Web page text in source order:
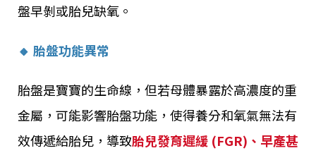
盤早剝或胎兒缺氧。
🔸 胎盤功能異常
胎盤是寶寶的生命線，但若母體暴露於高濃度的重
金屬，可能影響胎盤功能，使得養分和氧氣無法有
效傳遞給胎兒，導致胎兒發育遲緩 (FGR)、早產甚